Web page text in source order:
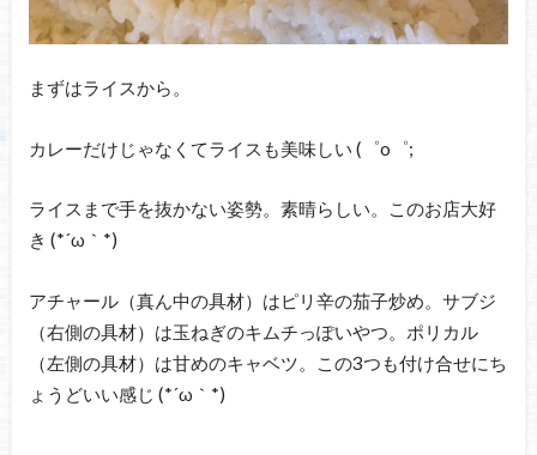
まずはライスから。
カレーだけじゃなくてライスも美味しい (゜o゜;
ライスまで手を抜かない姿勢。素晴らしい。このお店大好
き (*´ω｀*)
アチャール（真ん中の具材）はピリ辛の茄子炒め。サブジ
（右側の具材）は玉ねぎのキムチっぽいやつ。ポリカル
（左側の具材）は甘めのキャベツ。この3つも付け合せにち
ょうどいい感じ (*´ω｀*)